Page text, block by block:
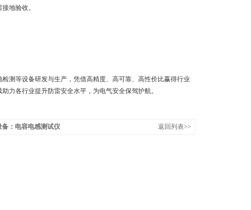
地验收。
测等设备研发与生产，凭借高精度、高可靠、高性价比赢得行业
力各行业提升防雷安全水平，为电气安全保驾护航。
备：电容电感测试仪 返回列表>>